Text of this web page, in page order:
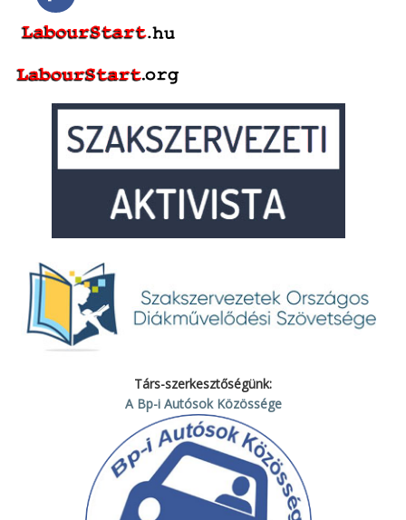
Társ-szerkesztőségünk:
A Bp-i Autósok Közössége